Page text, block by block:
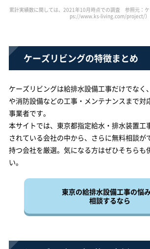
累計実績数に関しては、2021年10月時点での調査 参照元：
ps://www.ks-living.com/project/）
ケーズリビングの特徴まとめ
ケーズリビングは給排水設備工事だけでなく
や消防設備などの工事・メンテナンスまで対
事業者です。
本サイトでは、東京都指定給水・排水装置工
されている会社の中から、さらに無料相談が
持つ会社を厳選。気になる方はぜひそちらも
い。
東京の給排水設備工事の悩
相談するなら